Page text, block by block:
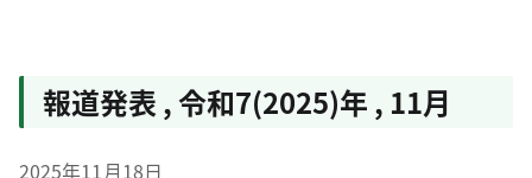
報道発表 ,令和7(2025)年 , 11月
2025年11月18日